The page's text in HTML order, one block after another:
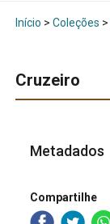
Início > Coleções >
Cruzeiro
Metadados
Compartilhe